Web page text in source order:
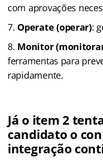
com aprovações
Operate (operar):
Monitor
ferramentas para
rapidamente.
Já o item 2
candidato o
integração